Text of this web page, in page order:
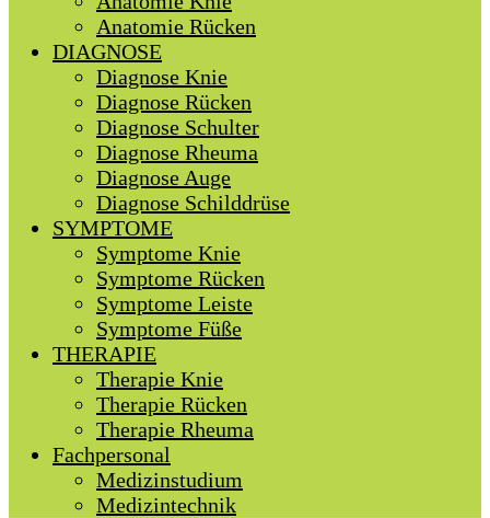
Anatomie Rücken
DIAGNOSE
Diagnose Knie
Diagnose Rücken
Diagnose Schulter
Diagnose Rheuma
Diagnose Auge
Diagnose Schilddrüse
SYMPTOME
Symptome Knie
Symptome Rücken
Symptome Leiste
Symptome Füße
THERAPIE
Therapie Knie
Therapie Rücken
Therapie Rheuma
Fachpersonal
Medizinstudium
Medizintechnik